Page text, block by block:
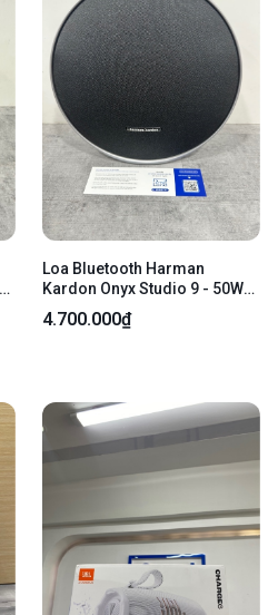
Loa Bluetooth Harman
Kardon Onyx Studio 9 - 50W
RMS - Màu đen - Ngoại hình
98% - Fullbox
4.700.000₫